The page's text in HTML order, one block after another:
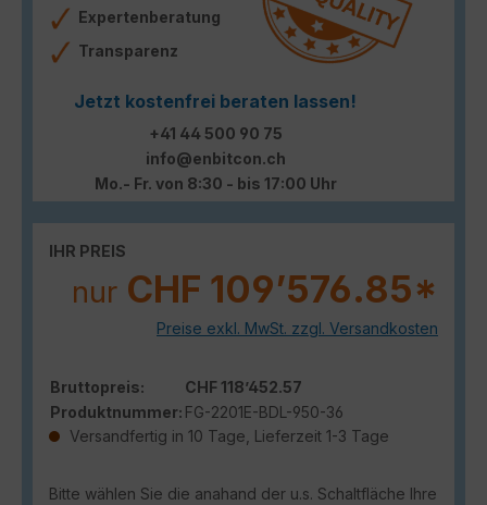
Expertenberatung
Transparenz
Jetzt kostenfrei beraten lassen!
+41 44 500 90 75
info@enbitcon.ch
Mo.- Fr. von 8:30 - bis 17:00 Uhr
IHR PREIS
nur CHF 109’576.85*
Preise exkl. MwSt. zzgl. Versandkosten
Bruttopreis:
CHF 118’452.57
Produktnummer: FG-2201E-BDL-950-36
Versandfertig in 10 Tage, Lieferzeit 1-3 Tage
Bitte wählen Sie die anahand der u.s. Schaltfläche Ihre